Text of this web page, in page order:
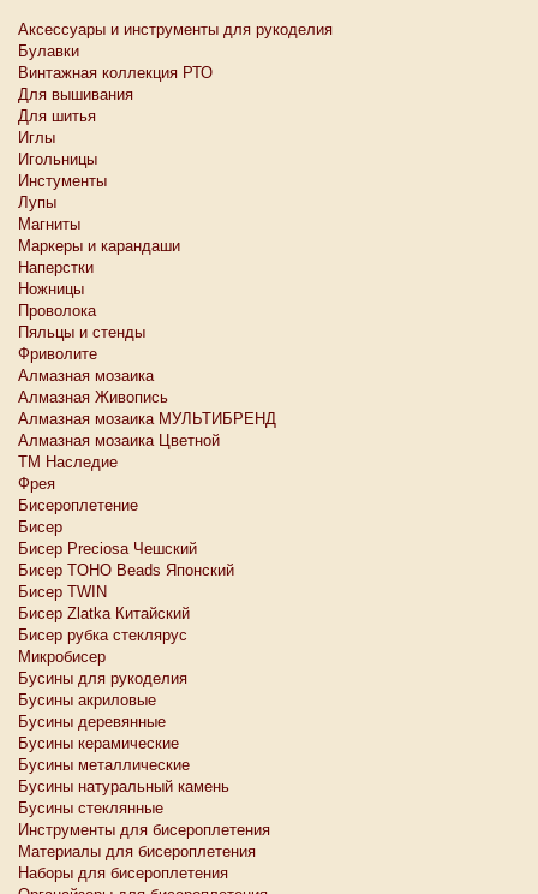
Аксессуары и инструменты для рукоделия
Булавки
Винтажная коллекция РТО
Для вышивания
Для шитья
Иглы
Игольницы
Инстументы
Лупы
Магниты
Маркеры и карандаши
Наперстки
Ножницы
Проволока
Пяльцы и стенды
Фриволите
Алмазная мозаика
Алмазная Живопись
Алмазная мозаика МУЛЬТИБРЕНД
Алмазная мозаика Цветной
ТМ Наследие
Фрея
Бисероплетение
Бисер
Бисер Preciosa Чешский
Бисер TOHO Beads Японский
Бисер TWIN
Бисер Zlatka Китайский
Бисер рубка стеклярус
Микробисер
Бусины для рукоделия
Бусины акриловые
Бусины деревянные
Бусины керамические
Бусины металлические
Бусины натуральный камень
Бусины стеклянные
Инструменты для бисероплетения
Материалы для бисероплетения
Наборы для бисероплетения